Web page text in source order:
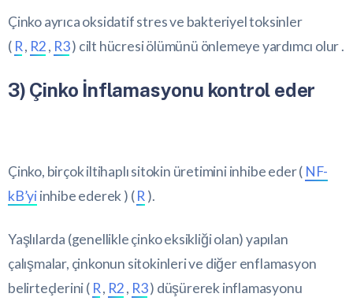
Çinko ayrıca oksidatif stres ve bakteriyel toksinler
( R, R2, R3) cilt hücresi ölümünü önlemeye yardımcı olur .
3) Çinko İnflamasyonu kontrol eder
Çinko, birçok iltihaplı sitokin üretimini inhibe eder ( NF-
kB’yiinhibe ederek ) (R ).
Yaşlılarda (genellikle çinko eksikliği olan) yapılan
çalışmalar, çinkonun sitokinleri ve diğer enflamasyon
belirteçlerini ( R, R2, R3) düşürerek inflamasyonu